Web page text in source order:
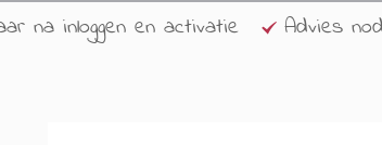
na inloggen en activatie Advies